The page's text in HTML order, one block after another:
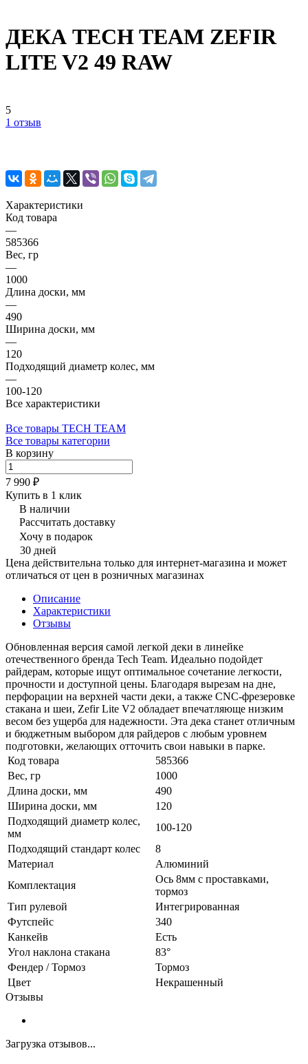
ДЕКА TECH TEAM ZEFIR
LITE V2 49 RAW
5
1 отзыв
Характеристики
Код товара
—
585366
Вес, гр
—
1000
Длина доски, мм
—
490
Ширина доски, мм
—
120
Подходящий диаметр колес, мм
—
100-120
Все характеристики
Все товары TECH TEAM
Все товары категории
В корзину
7 990 ₽
Купить в 1 клик
В наличии
Рассчитать доставку
Хочу в подарок
30 дней
Цена действительна только для интернет-магазина и может
отличаться от цен в розничных магазинах
Описание
Характеристики
Отзывы
Обновленная версия самой легкой деки в линейке
отечественного бренда Tech Team. Идеально подойдет
райдерам, которые ищут оптимальное сочетание легкости,
прочности и доступной цены. Благодаря вырезам на дне,
перфорации на верхней части деки, а также CNC-фрезеровке
стакана и шеи, Zefir Lite V2 обладает впечатляюще низким
весом без ущерба для надежности. Эта дека станет отличным
и бюджетным выбором для райдеров с любым уровнем
подготовки, желающих отточить свои навыки в парке.
Код товара
585366
Вес, гр
1000
Длина доски, мм
490
Ширина доски, мм
120
Подходящий диаметр колес,
мм
100-120
Подходящий стандарт колес
8
Материал
Алюминий
Комплектация
Ось 8мм с проставками,
тормоз
Тип рулевой
Интегрированная
Футспейс
340
Канкейв
Есть
Угол наклона стакана
83°
Фендер / Тормоз
Тормоз
Цвет
Некрашенный
Отзывы
Загрузка отзывов...